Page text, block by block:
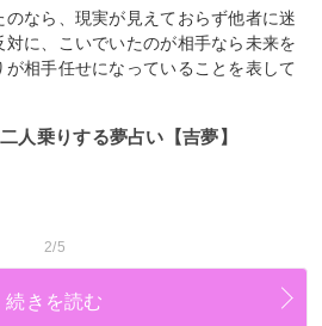
なら、現実が見えておらず他者に迷
に、こいでいたのが相手なら未来を
が相手任せになっていることを表して
人乗りする夢占い【吉夢】
2/5
続きを読む